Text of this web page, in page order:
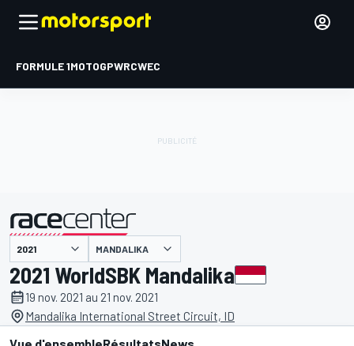
FORMULE 1MOTOGPWRCWEC
présenté par MANDALIKA
2021 WorldSBK Mandalika
19 nov. 2021 au 21 nov. 2021
Mandalika International Street Circuit, ID